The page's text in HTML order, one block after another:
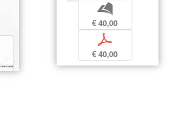
b
€ 40,00
p
€ 40,00